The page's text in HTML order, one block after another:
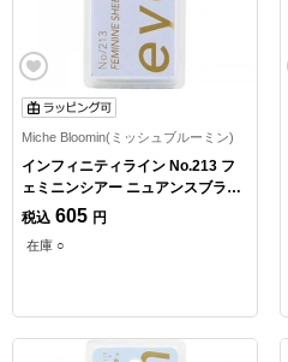
Miche Bloomin(ミッシュブルーミン)
インフィニティライン No.213 フ
ェミニンシアー ニュアンスブラッ
ク
税込 605 円
在庫 ○